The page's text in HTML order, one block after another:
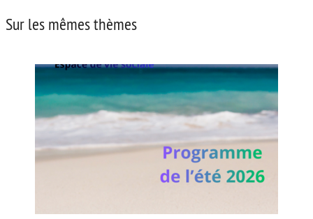
Sur les mêmes thèmes